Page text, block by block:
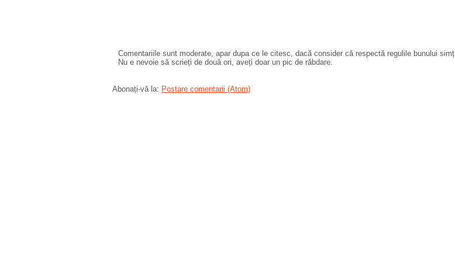
Comentariile sunt moderate, apar dupa ce le citesc, dacă consider că respectă regulile bunului simț.
Nu e nevoie să scrieți de două ori, aveți doar un pic de răbdare.
Abonați-vă la: Postare comentarii (Atom)